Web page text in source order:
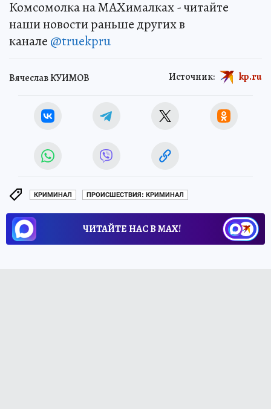
Комсомолка на MAXималках - читайте
наши новости раньше других в
канале @truekpru
Вячеслав КУИМОВ Источник: kp.ru
КРИМИНАЛ ПРОИСШЕСТВИЯ: КРИМИНАЛ
ЧИТАЙТЕ НАС В МАХ!